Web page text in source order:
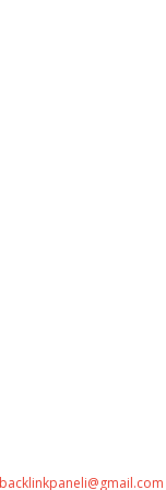
backlinkpaneli@gmail.com